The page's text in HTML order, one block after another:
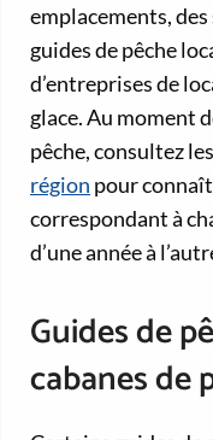
emplacements,
guides de pêche
d’entreprises de
glace. Au moment
pêche, consultez les
région pour
correspondant à
d’une année à
Guides de
cabanes de